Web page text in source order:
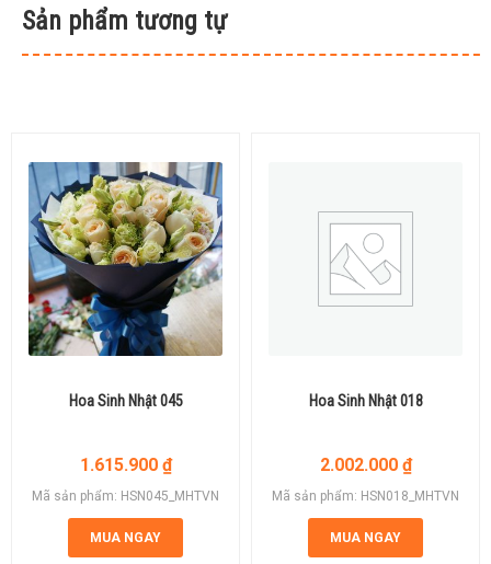
Sản phẩm tương tự
Hoa Sinh Nhật 045
1.615.900 ₫
Mã sản phẩm: HSN045_MHTVN
MUA NGAY
Hoa Sinh Nhật 018
2.002.000 ₫
Mã sản phẩm: HSN018_MHTVN
MUA NGAY